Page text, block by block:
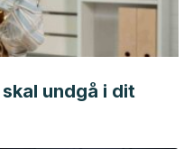
undgå i dit